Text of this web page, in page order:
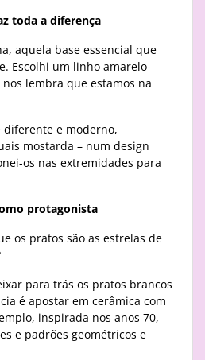
toda a diferença
aquela base essencial que
Escolhi um linho amarelo-
lembra que estamos na
diferente e moderno,
mostarda – num design
os nas extremidades para
protagonista
os pratos são as estrelas de
para trás os pratos brancos
é apostar em cerâmica com
inspirada nos anos 70,
e padrões geométricos e